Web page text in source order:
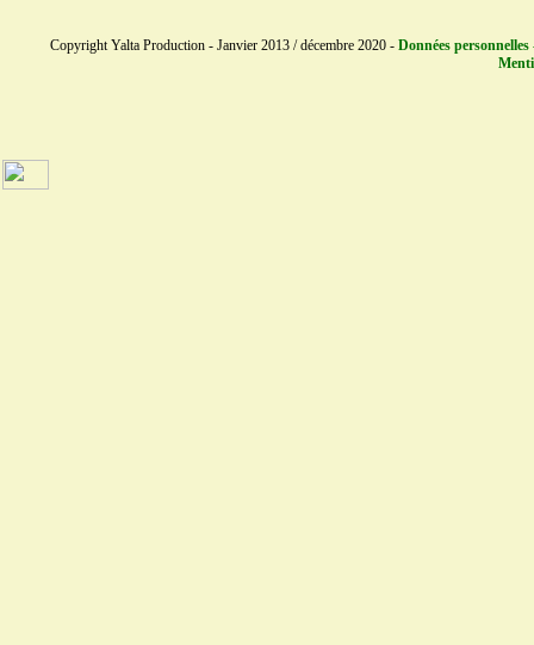
Copyright Yalta Production - Janvier 2013 / décembre 2020 - Données